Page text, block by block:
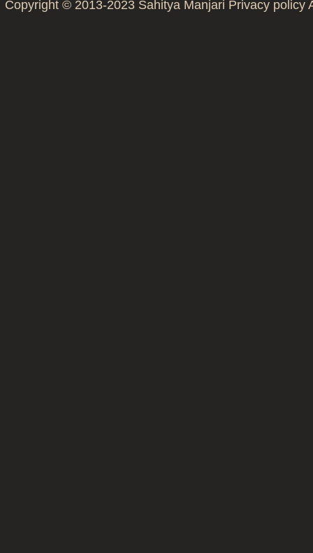
Copyright © 2013-2023 Sahitya Manjari Privacy policy